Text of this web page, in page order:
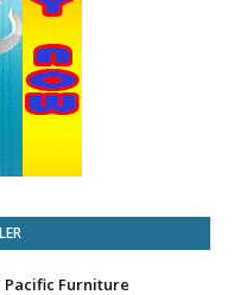
Pacific Furniture